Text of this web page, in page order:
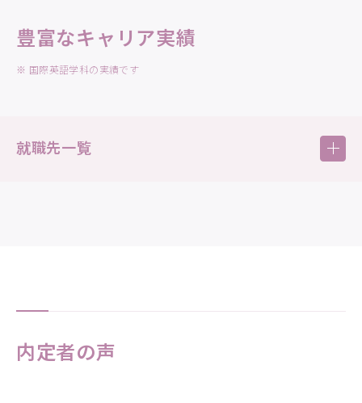
学校図書館司書教諭
登録日本語教員
うちに取得することが難しい場合もあります。
※1 登録日本語教員養成課程修了により、登録日本語教員国
豊富なキャリア実績
※ 国際英語学科の実績です
就職先一覧
内定者の声